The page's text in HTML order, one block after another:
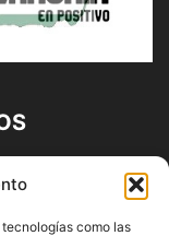
como las
Propiedad de
95 | Noticias de